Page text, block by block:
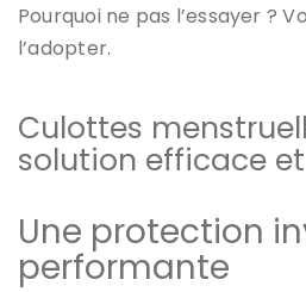
Pourquoi ne pas l’essayer ?
l’adopter.
Culottes
solution efficace
Une protection
performante